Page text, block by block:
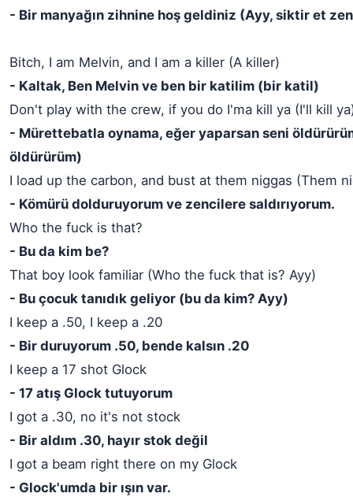
- Bir manyağın zihnine hoş geldiniz (Ayy, siktir et
Bitch, I am Melvin, and I am a killer (A killer)
- Kaltak, Ben Melvin ve ben bir katilim (bir katil)
Don't play with the crew, if you do I'ma kill ya (I'll kill
- Mürettebatla oynama, eğer yaparsan seni
öldürürüm)
I load up the carbon, and bust at them niggas (Them
- Kömürü dolduruyorum ve zencilere saldırıyorum.
Who the fuck is that?
- Bu da kim be?
That boy look familiar (Who the fuck that is? Ayy)
- Bu çocuk tanıdık geliyor (bu da kim? Ayy)
I keep a .50, I keep a .20
- Bir duruyorum .50, bende kalsın .20
I keep a 17 shot Glock
- 17 atış Glock tutuyorum
I got a .30, no it's not stock
- Bir aldım .30, hayır stok değil
I got a beam right there on my Glock
- Glock'umda bir ışın var.